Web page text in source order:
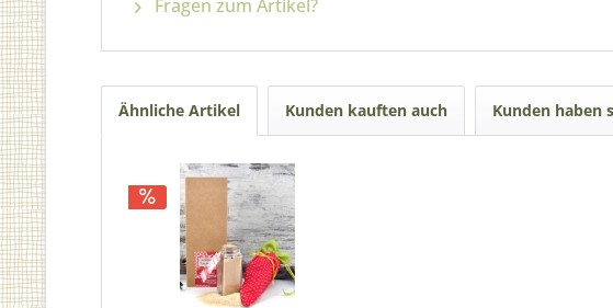
Fragen zum Artikel?
Ähnliche Artikel Kunden kauften auch Kunden haben